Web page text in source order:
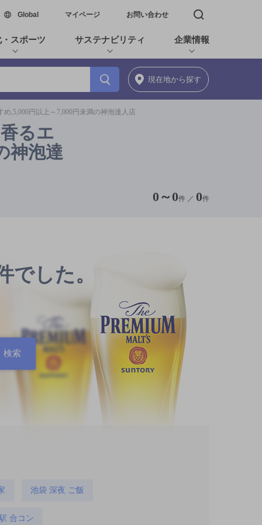
Global新しいウィンドウで開く
マイページ お問い合わせ 検索窓を開く
スポーツ サステナビリティ 企業情報
現在地から探す
,5,000円以上～7,000円未満の神泡達人店
るエ
神泡達
0 ～ 0件 ／ 0件
でした。
池袋 深夜 ご飯
合コン